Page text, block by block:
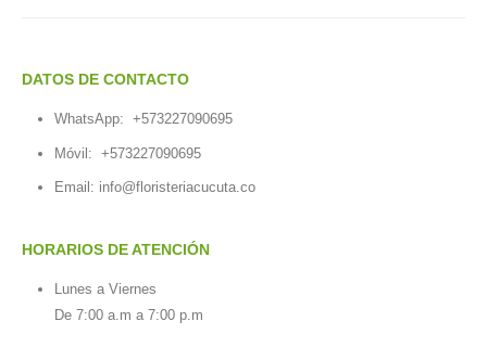
DATOS DE CONTACTO
WhatsApp: +573227090695
Móvil: +573227090695
Email: info@floristeriacucuta.co
HORARIOS DE ATENCIÓN
Lunes a Viernes
De 7:00 a.m a 7:00 p.m